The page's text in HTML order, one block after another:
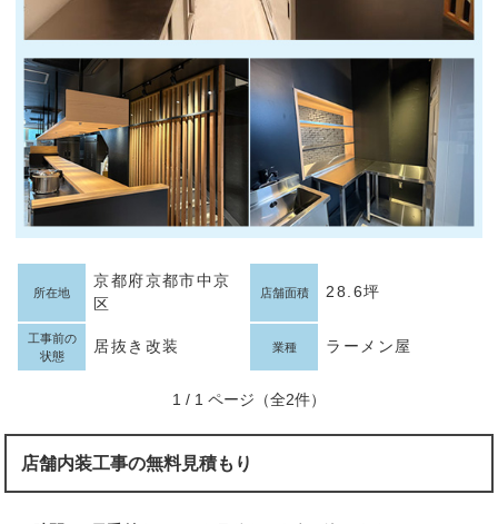
所在地
京都府京都市中京
区
店舗面積 28.6坪
工事前の
状態
居抜き改装 業種 ラーメン屋
1 / 1 ページ（全2件）
店舗内装工事の無料見積もり